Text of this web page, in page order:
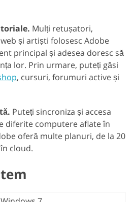
Mulți retușatori,
și artiști folosesc Adobe
principal și adesea doresc să
lor. Prin urmare, puteți găsi
, cursuri, forumuri active și
Puteți sincroniza și accesa
diferite computere aflate în
oferă multe planuri, de la 20
cloud.